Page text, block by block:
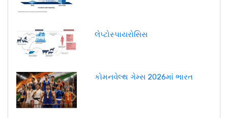
લેપ્ટોસ્પાયરોસિસ
કોમનવેલ્થ ગેમ્સ 2026માં ભારત